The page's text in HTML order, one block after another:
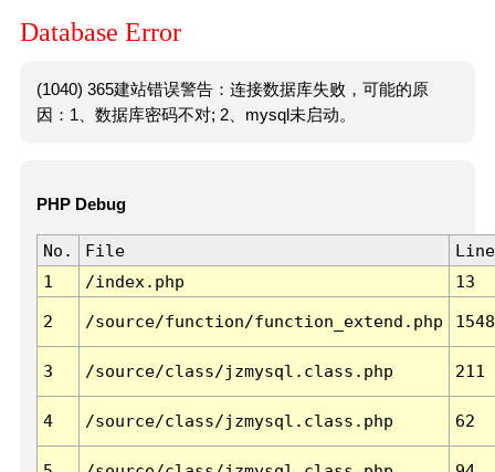
Database Error
(1040) 365建站错误警告：连接数据库失败，可能的原
因：1、数据库密码不对; 2、mysql未启动。
PHP Debug
No. File
Line
1
/index.php 13
2 /source/function/function_extend.php 1548
3 /source/class/jzmysql.class.php 211
4 /source/class/jzmysql.class.php 62